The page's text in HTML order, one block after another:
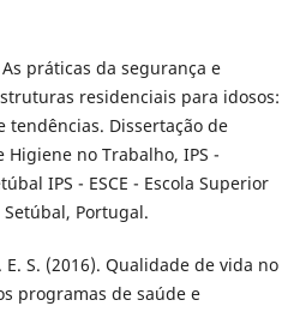
práticas da segurança e
residenciais para idosos:
tendências. Dissertação de
no Trabalho, IPS -
IPS - ESCE - Escola Superior
Portugal.
E. S. (2016). Qualidade de vida no
programas de saúde e